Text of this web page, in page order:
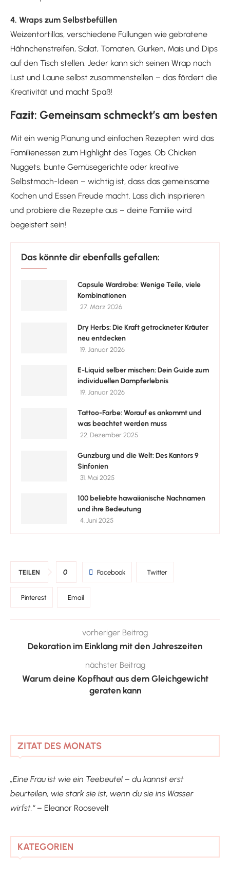
4. Wraps zum Selbstbefüllen
Weizentortillas, verschiedene Füllungen wie gebratene
Hähnchenstreifen, Salat, Tomaten, Gurken, Mais und Dips
auf den Tisch stellen. Jeder kann sich seinen Wrap nach
Lust und Laune selbst zusammenstellen – das fördert die
Kreativität und macht Spaß!
Fazit: Gemeinsam schmeckt’s am besten
Mit ein wenig Planung und einfachen Rezepten wird das
Familienessen zum Highlight des Tages. Ob Chicken
Nuggets, bunte Gemüsegerichte oder kreative
Selbstmach-Ideen – wichtig ist, dass das gemeinsame
Kochen und Essen Freude macht. Lass dich inspirieren
und probiere die Rezepte aus – deine Familie wird
begeistert sein!
Das könnte dir ebenfalls gefallen:
Capsule Wardrobe: Wenige Teile, viele
Kombinationen
27. März 2026
Dry Herbs: Die Kraft getrockneter Kräuter
neu entdecken
19. Januar 2026
E-Liquid selber mischen: Dein Guide zum
individuellen Dampferlebnis
19. Januar 2026
Tattoo-Farbe: Worauf es ankommt und
was beachtet werden muss
22. Dezember 2025
Gunzburg und die Welt: Des Kantors 9
Sinfonien
31. Mai 2025
100 beliebte hawaiianische Nachnamen
und ihre Bedeutung
4. Juni 2025
TEILEN 0 Facebook Twitter
Pinterest Email
vorheriger Beitrag
Dekoration im Einklang mit den Jahreszeiten
nächster Beitrag
Warum deine Kopfhaut aus dem Gleichgewicht
geraten kann
ZITAT DES MONATS
„Eine Frau ist wie ein Teebeutel – du kannst erst
beurteilen, wie stark sie ist, wenn du sie ins Wasser
wirfst.“ – Eleanor Roosevelt
KATEGORIEN